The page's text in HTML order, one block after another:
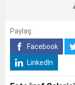
Paylaş:
Facebook
LinkedIn